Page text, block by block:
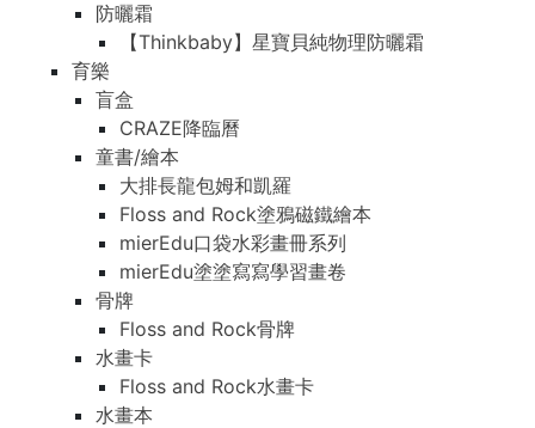
防曬霜
【Thinkbaby】星寶貝純物理防曬霜
育樂
盲盒
CRAZE降臨曆
童書/繪本
大排長龍包姆和凱羅
Floss and Rock塗鴉磁鐵繪本
mierEdu口袋水彩畫冊系列
mierEdu塗塗寫寫學習畫卷
骨牌
Floss and Rock骨牌
水畫卡
Floss and Rock水畫卡
水畫本